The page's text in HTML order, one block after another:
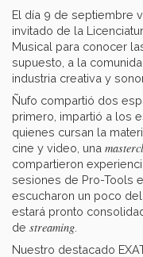
El día 9 de septiembre
invitado de la
Musical para conocer
supuesto, a la
industria creativa y
Ñufo compartió dos
primero, impartió a los
quienes cursan la
cine y video, una
compartieron
sesiones de Pro-Tools
escucharon un poco
estará pronto
de streaming
Nuestro destacado